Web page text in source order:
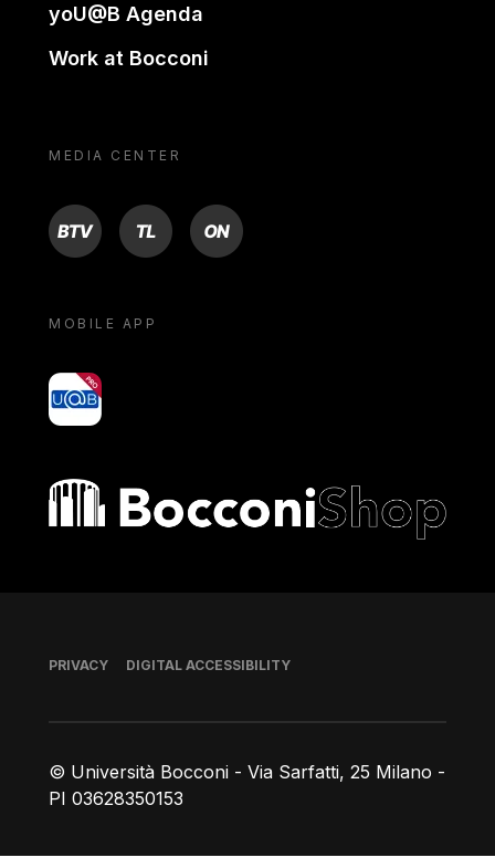
yoU@B Agenda
Work at Bocconi
MEDIA CENTER
BTV TL ON
MOBILE APP
yoU@B
Bocconi shop
© Università Bocconi - Via Sarfatti, 25 Milano -
PI 03628350153
Footer
PRIVACY DIGITAL ACCESSIBILITY